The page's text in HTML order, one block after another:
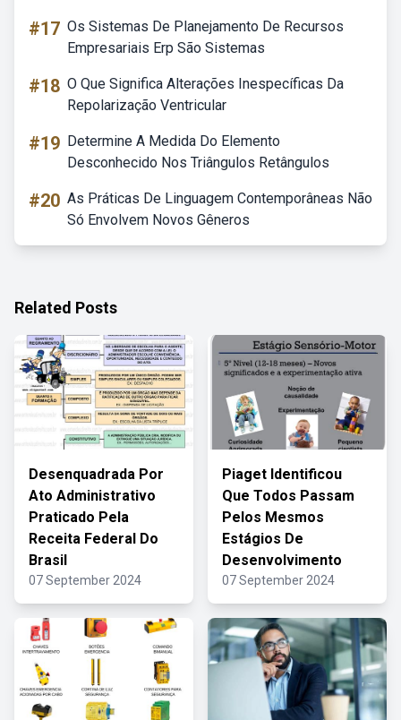
#17 Os Sistemas De Planejamento De Recursos
Empresariais Erp São Sistemas
#18 O Que Significa Alterações Inespecíficas Da
Repolarização Ventricular
#19 Determine A Medida Do Elemento
Desconhecido Nos Triângulos Retângulos
#20 As Práticas De Linguagem Contemporâneas Não
Só Envolvem Novos Gêneros
Related Posts
Desenquadrada Por
Ato Administrativo
Praticado Pela
Receita Federal Do
Brasil
07 September 2024
Piaget Identificou
Que Todos Passam
Pelos Mesmos
Estágios De
Desenvolvimento
07 September 2024